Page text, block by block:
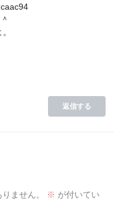
返信する
ません。 ※ が付いてい